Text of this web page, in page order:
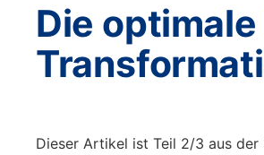
Die
Dieser Artikel ist Teil 2/3 aus der